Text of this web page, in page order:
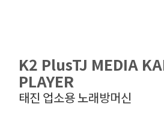
K2 PlusTJ MEDIA
PLAYER
태진 업소용 노래방머신